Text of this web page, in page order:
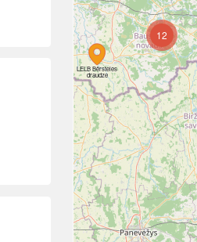
LELB Bērsteles
draudze
12